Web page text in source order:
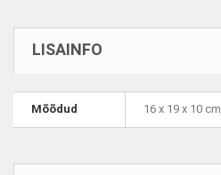
LISAINFO
Mõõdud 16 x 19 x 10 cm